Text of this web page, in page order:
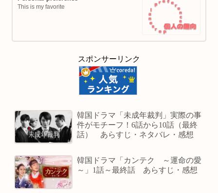
This is my favorite
スポンサーリンク
韓国ドラマ「未成年裁判」実際の事
件がモチーフ！6話から10話（最終
話） あらすじ・ネタバレ・感想
韓国ドラマ「カンテク ～運命の愛
～」1話～最終話 あらすじ・感想